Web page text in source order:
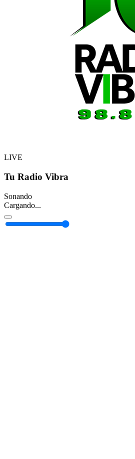
LIVE
Tu Radio Vibra
Sonando
Cargando...